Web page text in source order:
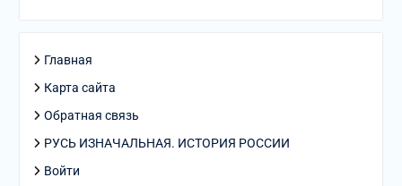
Главная
Карта сайта
Обратная связь
РУСЬ ИЗНАЧАЛЬНАЯ. ИСТОРИЯ РОССИИ
Войти